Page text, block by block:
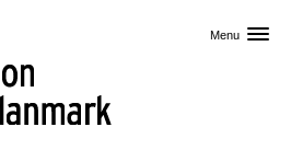
Menu